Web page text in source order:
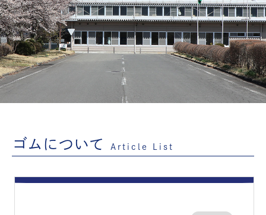
ゴムについて Article List